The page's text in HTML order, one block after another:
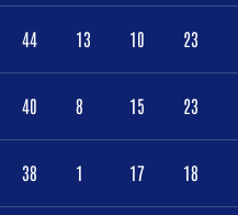
44 13 10 23
40 8 15 23
38 1 17 18